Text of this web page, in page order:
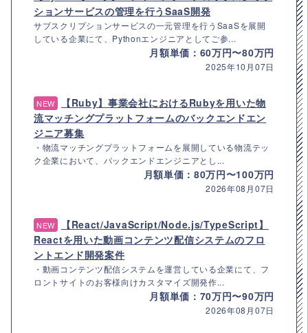
ションサービスの管理を行うSaaS開発
サブスクリプションサービスの一元管理を行うSaaSを展開
している企業にて、Pythonエンジニアとしてご参...
月額単価：60万円〜80万円
2025年10月07日
NEW
【Ruby】事業会社におけるRubyを用いた物
流マッチングプラットフォームのバックエンドエン
ジニア募集
・物流マッチングプラットフォームを展開している物流テッ
ク企業において、バックエンドエンジニアとし...
月額単価：80万円〜100万円
2026年08月07日
NEW
【React/JavaScript/Node.js/TypeScript】
Reactを用いた動画コンテンツ配信システムのフロ
ントエンド開発案件
・動画コンテンツ配信システムを運営している企業にて、フ
ロントサイトのお客様向けカスタマイズ開発作...
月額単価：70万円〜90万円
2026年08月07日